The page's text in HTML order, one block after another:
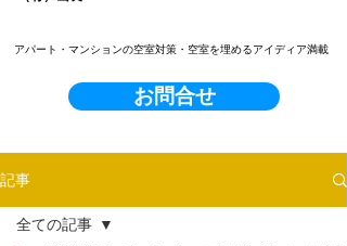
お問合せ
​アパート・マンションの空室対策・空室を埋めるアイディア満載
記事
全ての記事